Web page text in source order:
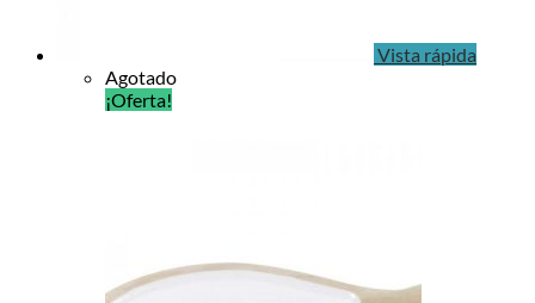
Vista rápida
Agotado
¡Oferta!